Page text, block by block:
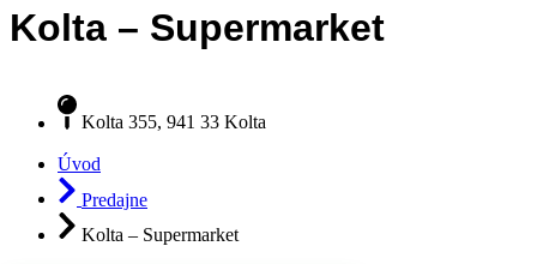
Kolta – Supermarket
Kolta 355, 941 33 Kolta
Úvod
Predajne
Kolta – Supermarket